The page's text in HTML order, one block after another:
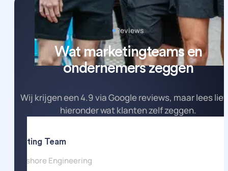
Reviews
Wat marketingteams en
ondernemers zeggen
Wij krijgen een 4.9 via Google reviews, maar lees
hieronder wat klanten zelf zeggen.
Marketing Team
KCI Offshore Engineering